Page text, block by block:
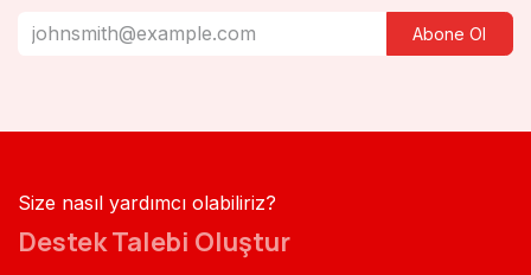
Abone Ol
Size nasıl yardımcı olabiliriz?
Destek Talebi Oluştur